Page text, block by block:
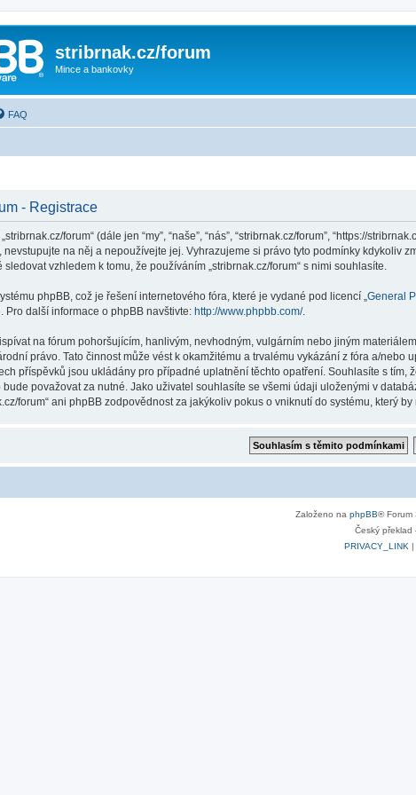
stribrnak.cz/forum
Mince a bankovky
FAQ
- Registrace
forum“ (dále jen “my”, “naše”, “nás”, “stribrnak.cz/forum”, “https://
nevstupujte na něj a nepoužívejte jej. Vyhrazujeme si právo tyto podmínky
vzhledem k tomu, že používáním „stribrnak.cz/forum“ s nimi souhlasíte.
phpBB, což je řešení internetového fóra, které je vydané pod licencí „General
Pro další informace o phpBB navštivte: http://www.phpbb.com/.
na fórum pohoršujícím, hanlivým, nevhodným, vulgárním nebo jiným
právo. Tato činnost může vést k okamžitému a trvalému vykázání z fóra a/
příspěvků jsou ukládány pro případné uplatnění těchto opatření. Souhlasíte s
považovat za nutné. Jako uživatel souhlasíte se všemi údaji uloženými v
forum“ ani phpBB zodpovědnost za jakýkoliv pokus o vniknutí do systému, který
Založeno na phpBB® Forum
Český překlad
PRIVACY_LINK |